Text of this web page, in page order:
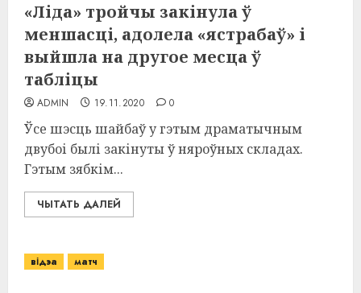
«Ліда» тройчы закінула ў
меншасці, адолела «ястрабаў» і
выйшла на другое месца ў
табліцы
ADMIN 19.11.2020 0
Ўсе шэсць шайбаў у гэтым драматычным
двубоі былі закінуты ў няроўных складах.
Гэтым зябкім...
ЧЫТАТЬ ДАЛЕЙ
відэа матч